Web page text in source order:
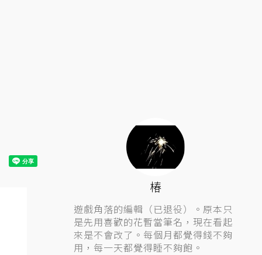
椿
遊戲角落的編輯（已退役）。原本只
是先用喜歡的花暫當筆名，現在看起
來是不會改了。每個月都覺得錢不夠
用，每一天都覺得睡不夠飽。